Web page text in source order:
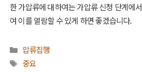
한 가압류에 대하여는 가압류 신청 단계에
여 이를 열람할 수 있게 하면 좋겠습니다.
카
테
압류집행
태
중요